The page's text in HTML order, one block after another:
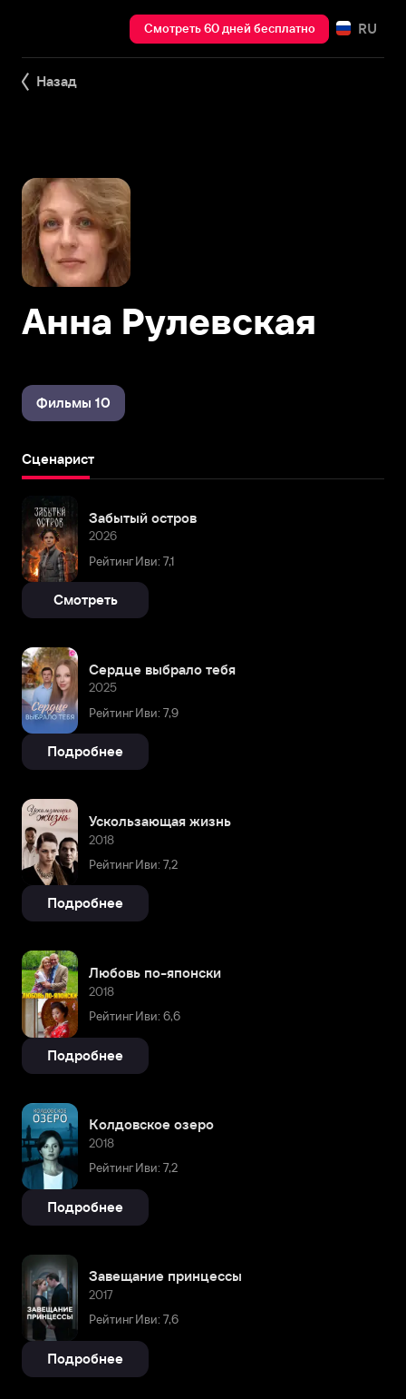
Смотреть 60 дней бесплатно RU
Назад
Анна Рулевская
Фильмы 10
Сценарист
Забытый остров
2026
Рейтинг Иви: 7,1
Смотреть
Сердце выбрало тебя
2025
Рейтинг Иви: 7,9
Подробнее
Ускользающая жизнь
2018
Рейтинг Иви: 7,2
Подробнее
Любовь по-японски
2018
Рейтинг Иви: 6,6
Подробнее
Колдовское озеро
2018
Рейтинг Иви: 7,2
Подробнее
Завещание принцессы
2017
Рейтинг Иви: 7,6
Подробнее